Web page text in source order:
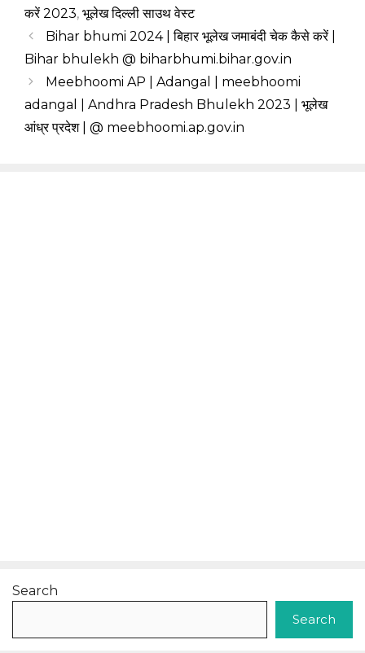
करें 2023, भूलेख दिल्ली साउथ वेस्ट
Bihar bhumi 2024 | बिहार भूलेख जमाबंदी चेक कैसे करें |
Bihar bhulekh @ biharbhumi.bihar.gov.in
Meebhoomi AP | Adangal | meebhoomi
adangal | Andhra Pradesh Bhulekh 2023 | भूलेख
आंध्र प्रदेश | @ meebhoomi.ap.gov.in
Search
Search